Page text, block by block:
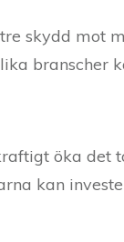
skydd mot
branscher
öka det
kan